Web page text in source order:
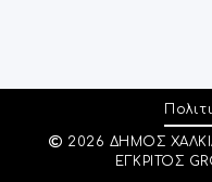
2026 ΔΉΜΟΣ
ΕΓΚΡΙΤΟΣ